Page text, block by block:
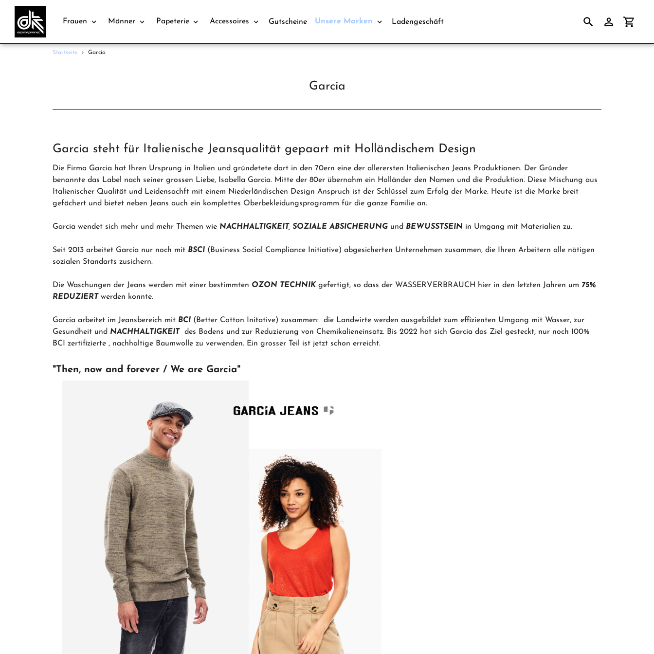
Direkt
Frauen Männer Papeterie Accessoires Gutscheine Unsere Marken Ladengeschäft
SuchenEinloggen
Startseite › Garcia
Garcia
Garcia steht für Italienische Jeansqualität gepaart mit Holländischem Design
Die Firma Garcia hat Ihren Ursprung in Italien und gründetete dort in den 70ern eine der allerersten Italienischen Jeans Produktionen. Der Gründer
benannte das Label nach seiner grossen Liebe, Isabella Garcia. Mitte der 80er übernahm ein Holländer den Namen und die Produktion. Diese Mischung aus
Italienischer Qualität und Leidensachft mit einem Niederländischen Design Anspruch ist der Schlüssel zum Erfolg der Marke. Heute ist die Marke breit
gefächert und bietet neben Jeans auch ein komplettes Oberbekleidungsprogramm für die ganze Familie an.
Garcia wendet sich mehr und mehr Themen wie NACHHALTIGKEIT, SOZIALE ABSICHERUNG und BEWUSSTSEIN in Umgang mit Materialien zu.
Seit 2013 arbeitet Garcia nur noch mit BSCI (Business Social Compliance Initiative) abgesicherten Unternehmen zusammen, die Ihren Arbeitern alle nötigen
sozialen Standarts zusichern.
Die Waschungen der Jeans werden mit einer bestimmten OZON TECHNIK gefertigt, so dass der WASSERVERBRAUCH hier in den letzten Jahren um 75%
REDUZIERT werden konnte.
Garcia arbeitet im Jeansbereich mit BCI (Better Cotton Initative) zusammen: die Landwirte werden ausgebildet zum effizienten Umgang mit Wasser, zur
Gesundheit und NACHHALTIGKEIT des Bodens und zur Reduzierung von Chemikalieneinsatz. Bis 2022 hat sich Garcia das Ziel gesteckt, nur noch 100%
BCI zertifizierte , nachhaltige Baumwolle zu verwenden. Ein grosser Teil ist jetzt schon erreicht.
"Then, now and forever / We are Garcia"